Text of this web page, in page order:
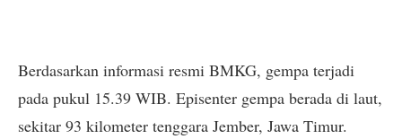
Berdasarkan informasi resmi BMKG, gempa terjadi
pada pukul 15.39 WIB. Episenter gempa berada di laut,
sekitar 93 kilometer tenggara Jember, Jawa Timur.